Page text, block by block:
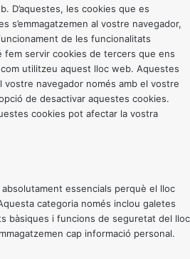
D’aquestes, les cookies que es
s’emmagatzemen al vostre navegador,
de les funcionalitats
fem servir cookies de tercers que ens
utilitzeu aquest lloc web. Aquestes
vostre navegador només amb el vostre
de desactivar aquestes cookies.
cookies pot afectar la vostra
essencials perquè el lloc
categoria només inclou galetes
bàsiques i funcions de seguretat del lloc
cap informació personal.